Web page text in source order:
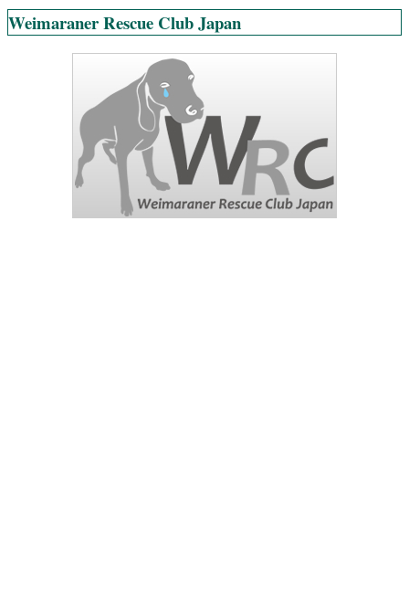
Weimaraner Rescue Club Japan